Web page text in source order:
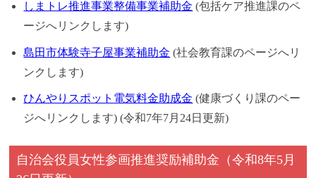
しまトレ推進事業整備事業補助金 (包括ケア推進課のペ
ージへリンクします)
島田市体験寺子屋事業補助金 (社会教育課のページへリ
ンクします)
ひんやりスポット電気料金助成金 (健康づくり課のペー
ジへリンクします) (令和7年7月24日更新)
自治会役員女性参画推進奨励補助金 （令和8年5月